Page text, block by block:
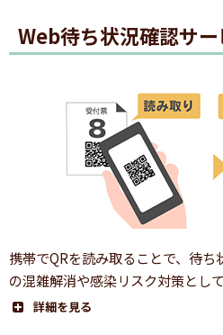
QRコード付きの番号札を
※画像のQRコードは実際のもの
2.QRコード読み取り
1.番号札発券
Web待ち状況確認サー
携帯でQRを読み取ることで、待
の混雑解消や感染リスク対策として
詳細を見る